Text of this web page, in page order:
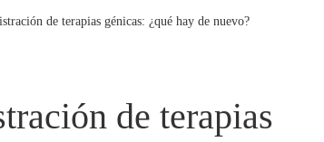
de terapias génicas: ¿qué hay de nuevo?
de terapias